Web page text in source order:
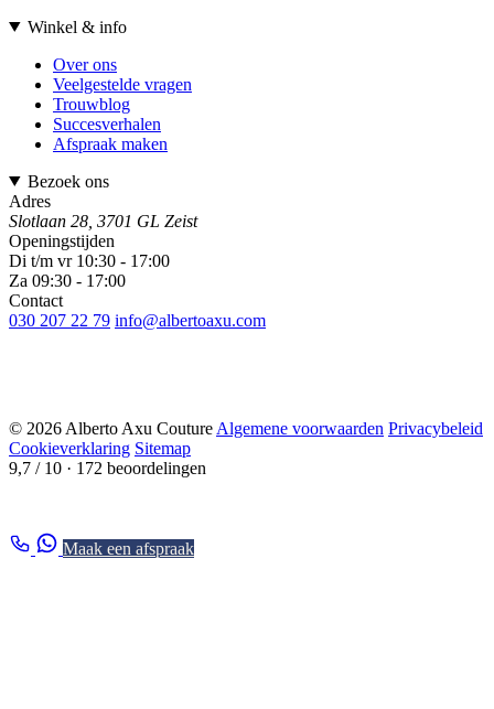
Winkel & info
Over ons
Veelgestelde vragen
Trouwblog
Succesverhalen
Afspraak maken
Bezoek ons
Adres
Slotlaan 28, 3701 GL Zeist
Openingstijden
Di t/m vr 10:30 - 17:00
Za 09:30 - 17:00
Contact
030 207 22 79 info@albertoaxu.com
© 2026 Alberto Axu Couture Algemene voorwaarden Privacybeleid
Cookieverklaring Sitemap
9,7 / 10 · 172 beoordelingen
Maak een afspraak